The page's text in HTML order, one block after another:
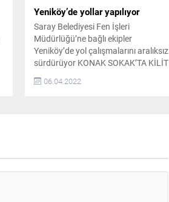
Yeniköy’de yollar yapılıyor
Saray Belediyesi Fen İşleri
Müdürlüğü’ne bağlı ekipler
Yeniköy’de yol çalışmalarını aralıksız
sürdürüyor KONAK SOKAK’TA KİLİT
PARKE TAŞI ÇALIŞMASI
TAMAMLANDI Saray Belediyesi Fen
ekipler, Atatürk Mahallesi Konak
06.04.2022